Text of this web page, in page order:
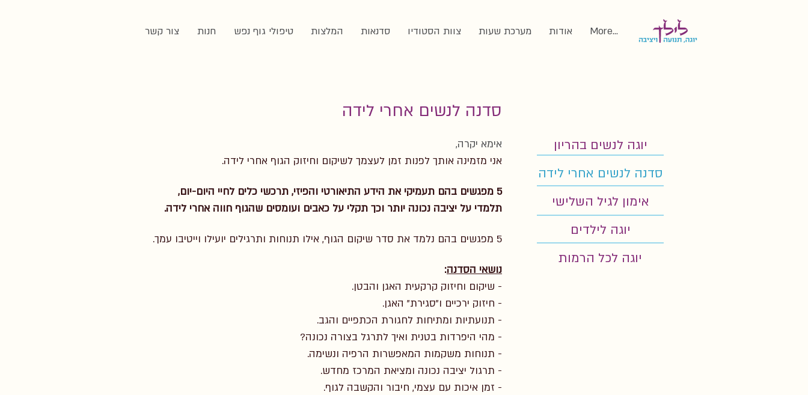
צור קשר חנות טיפולי גוף נפש המלצות סדנאות צוות הסטודיו מערכת שעות אודות More...
סדנה לנשים אחרי לידה
אימא יקרה,
אני מזמינה אותך לפנות זמן לעצמך לשיקום וחיזוק הגוף אחרי לידה.
5 מפגשים בהם תעמיקי את הידע התיאורטי והפיזי,
תרכשי כלים לחיי היום-יום,
תלמדי על יציבה נכונה יותר וכך תקלי על כאבים ועומסים שהגוף חווה אחרי לידה.
5 מפגשים בהם נלמד את סדר שיקום הגוף, אילו תנוחות ותרגילים יועילו וייטיבו עמך.
נושאי הסדנה:
- שיקום וחיזוק קרקעית האגן והבטן.
- חיזוק ירכיים ו"סגירת" האגן.
- תנועתיות ומתיחות לחגורת הכתפיים והגב.
- מהי היפרדות בטנית ואיך לתרגל בצורה נכונה?
- תנוחות משקמות המאפשרות הרפיה ונשימה.
- תרגול יציבה נכונה ומציאת המרכז מחדש.
- זמן איכות עם עצמי, חיבור והקשבה לגוף.
יוגה לנשים בהריון
סדנה לנשים אחרי לידה
אימון לגיל השלישי
יוגה לילדים
יוגה לכל הרמות